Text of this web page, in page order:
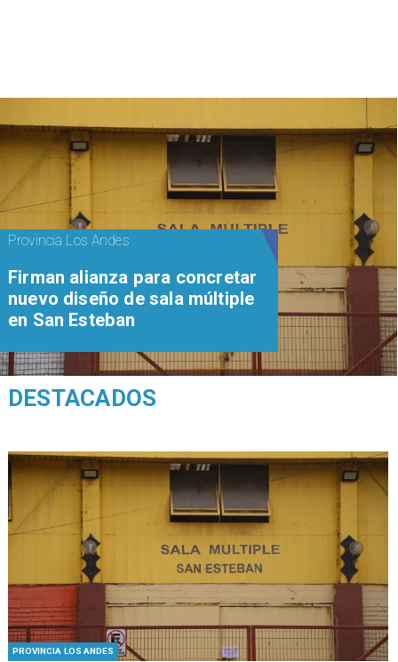
PROVINCIA LOS ANDES
Provincia Los Andes
​​Firman alianza para concretar
nuevo diseño de sala múltiple
en San Esteban
DESTACADOS